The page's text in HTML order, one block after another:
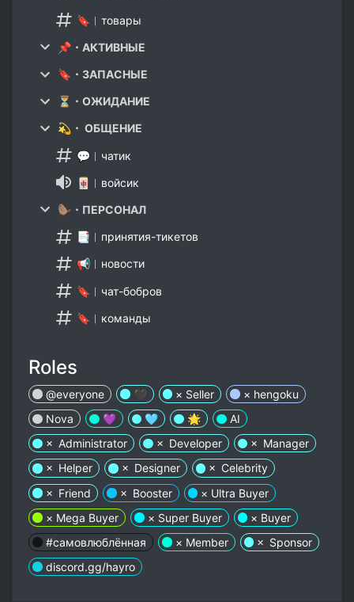
🔖︱товары
📌・АКТИВНЫЕ
🔖・ЗАПАСНЫЕ
⏳・ОЖИДАНИЕ
💫・ ОБЩЕНИЕ
💬︱чатик
🀄︱войсик
🦫・ПЕРСОНАЛ
📑︱принятия-тикетов
📢︱новости
🔖︱чат-бобров
🔖︱команды
Roles
@everyone 🖤 × Seller
× hengoku
Nova
💜 🩵 🌟
AI
× Administrator
× Developer
× Manager
× Helper
× Designer
× Celebrity
× Friend
× Booster
× Ultra Buyer
× Mega Buyer
× Super Buyer
× Buyer
#самовлюблённая
× Member
× Sponsor
discord.gg/hayro